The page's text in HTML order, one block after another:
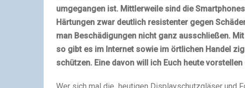
umgegangen ist. Mittlerweile sind die
Härtungen zwar deutlich resistenter gegen
man Beschädigungen nicht ganz ausschließen.
so gibt es im Internet sowie im örtlichen Handel
schützen. Eine davon will ich Euch heute